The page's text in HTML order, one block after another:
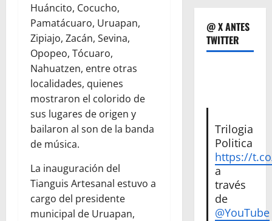
Huáncito, Cocucho,
Pamatácuaro, Uruapan,
Zipiajo, Zacán, Sevina,
Opopeo, Tócuaro,
Nahuatzen, entre otras
localidades, quienes
mostraron el colorido de
sus lugares de origen y
bailaron al son de la banda
de música.
La inauguración del
Tianguis Artesanal estuvo a
cargo del presidente
municipal de Uruapan,
@ X ANTES
TWITTER
Trilogia
Politica
https://
a
través
de
@YouTube